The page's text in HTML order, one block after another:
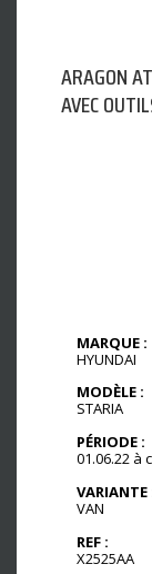
ARAGON
AVEC
MARQUE :
HYUNDAI
MODÈLE :
STARIA
PÉRIODE :
01.06.22 à
VARIANTE
VAN
REF :
X2525AA